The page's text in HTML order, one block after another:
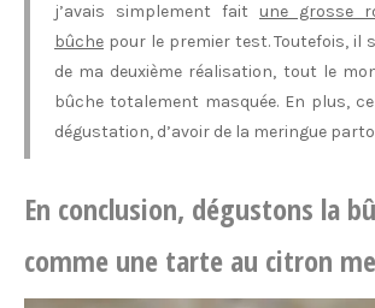
j’avais simplement fait une grosse
bûche pour le premier test. Toutefois, il
de ma deuxième réalisation, tout le
bûche totalement masquée. En plus,
dégustation, d’avoir de la meringue
En conclusion, dégustons la
comme une tarte au citron